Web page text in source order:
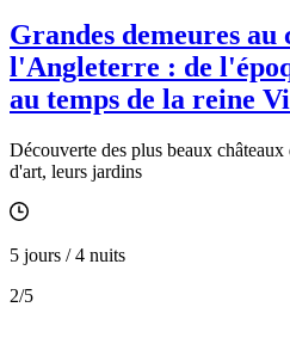
Grandes demeures au
l'Angleterre : de
au temps de la reine
Découverte des plus beaux
d'art, leurs jardins
5 jours / 4 nuits
2/5